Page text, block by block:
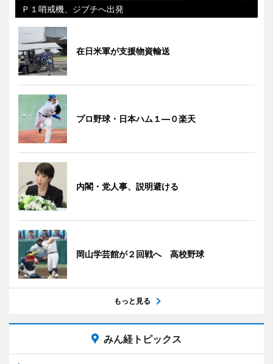
Ｐ１哨戒機、ジブチへ出発
在日米軍が支援物資輸送
プロ野球・日本ハム１―０楽天
内閣・党人事、説明避ける
岡山学芸館が２回戦へ 高校野球
もっと見る
みん経トピックス